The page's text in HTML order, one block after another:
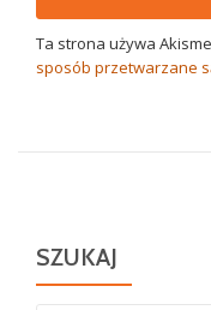
Ta strona używa
sposób przetwarzane
SZUKAJ